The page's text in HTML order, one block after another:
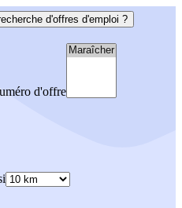
d'offres d'emploi ?
d'offre